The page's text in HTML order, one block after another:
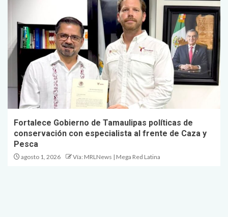
Fortalece Gobierno de Tamaulipas políticas de
conservación con especialista al frente de Caza y
Pesca
agosto 1, 2026 Vía: MRLNews | Mega Red Latina